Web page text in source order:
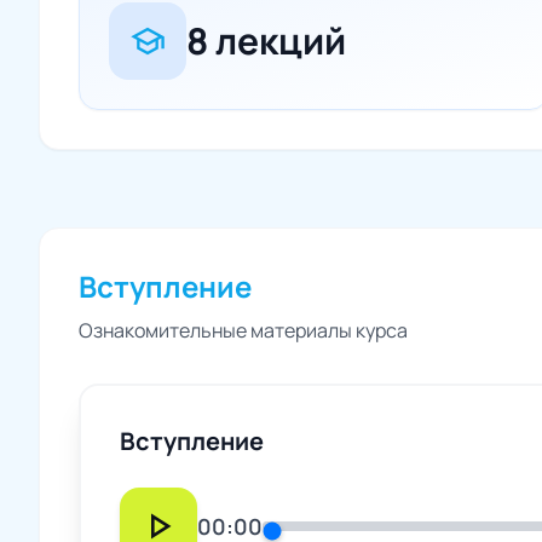
school 8 лекций
Вступление
Ознакомительные материалы курса
Вступление
play_arrow 00:00